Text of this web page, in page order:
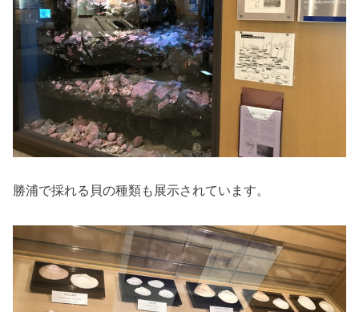
勝浦で採れる貝の種類も展示されています。